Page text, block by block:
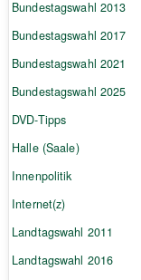
Bundestagswahl 2013
Bundestagswahl 2017
Bundestagswahl 2021
Bundestagswahl 2025
DVD-Tipps
Halle (Saale)
Innenpolitik
Internet(z)
Landtagswahl 2011
Landtagswahl 2016